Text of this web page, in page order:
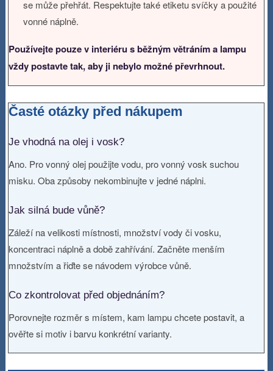
se může přehřát. Respektujte také etiketu svíčky a použité
vonné náplně.
Používejte pouze v interiéru s běžným větráním a lampu
vždy postavte tak, aby ji nebylo možné převrhnout.
Časté otázky před nákupem
Je vhodná na olej i vosk?
Ano. Pro vonný olej použijte vodu, pro vonný vosk suchou
misku. Oba způsoby nekombinujte v jedné náplni.
Jak silná bude vůně?
Záleží na velikosti místnosti, množství vody či vosku,
koncentraci náplně a době zahřívání. Začněte menším
množstvím a řiďte se návodem výrobce vůně.
Co zkontrolovat před objednáním?
Porovnejte rozměr s místem, kam lampu chcete postavit, a
ověřte si motiv i barvu konkrétní varianty.